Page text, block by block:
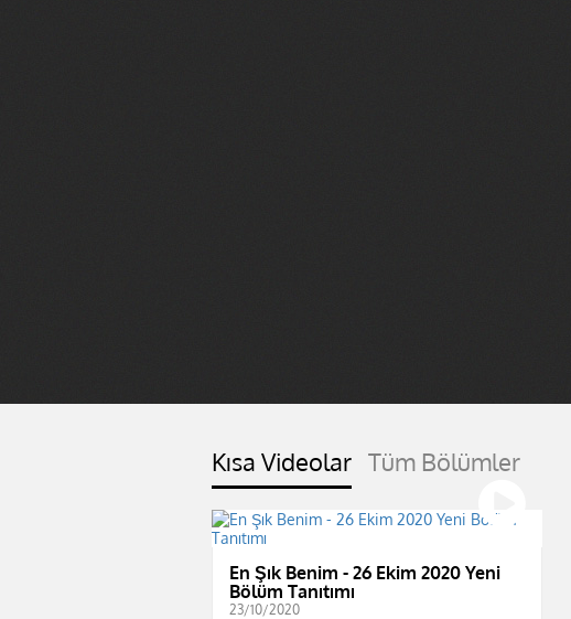
Kısa Videolar Tüm Bölümler
En Şık Benim - 26 Ekim 2020 Yeni
Bölüm Tanıtımı
23/10/2020